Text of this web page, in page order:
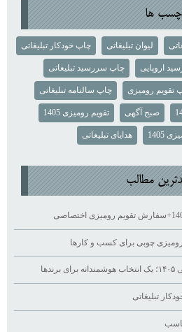
ها
لیوان تبلیغاتی چاپ خودکار تبلیغاتی
اروپایی چاپ سررسید تبلیغاتی
تقویم رومیزی چاپ سالنامه تبلیغاتی
صبح آگهی تقویم رومیزی 1405
1405 هدایای تبلیغاتی
مطالب
چوبی برای کسب ‌و کارها
تبلیغاتی